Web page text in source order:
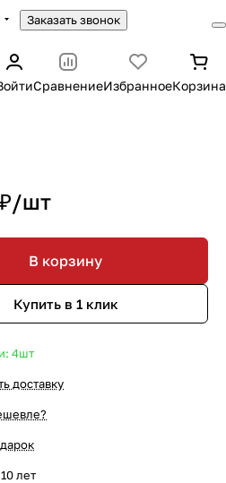
Заказать звонок
СравнениеИзбранноеКорзина
шт
В корзину
Купить в 1 клик
4шт
доставку
лет